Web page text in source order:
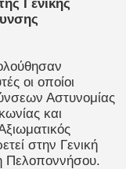
Γενικής
οι οποίοι
Αστυνομίας
και
στην Γενική
Πελοποννήσου.